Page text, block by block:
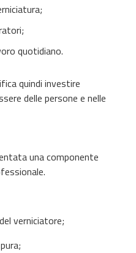
quotidiano.
quindi investire
delle persone e nelle
una componente
verniciatore;